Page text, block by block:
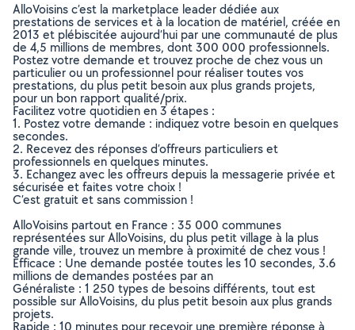
AlloVoisins c’est la marketplace leader dédiée aux
prestations de services et à la location de matériel, créée en
2013 et plébiscitée aujourd’hui par une communauté de plus
de 4,5 millions de membres, dont 300 000 professionnels.
Postez votre demande et trouvez proche de chez vous un
particulier ou un professionnel pour réaliser toutes vos
prestations, du plus petit besoin aux plus grands projets,
pour un bon rapport qualité/prix.
Facilitez votre quotidien en 3 étapes :
1. Postez votre demande : indiquez votre besoin en quelques
secondes.
2. Recevez des réponses d’offreurs particuliers et
professionnels en quelques minutes.
3. Echangez avec les offreurs depuis la messagerie privée et
sécurisée et faites votre choix !
C’est gratuit et sans commission !
AlloVoisins partout en France : 35 000 communes
représentées sur AlloVoisins, du plus petit village à la plus
grande ville, trouvez un membre à proximité de chez vous !
Efficace : Une demande postée toutes les 10 secondes, 3.6
millions de demandes postées par an
Généraliste : 1 250 types de besoins différents, tout est
possible sur AlloVoisins, du plus petit besoin aux plus grands
projets.
Rapide : 10 minutes pour recevoir une première réponse à